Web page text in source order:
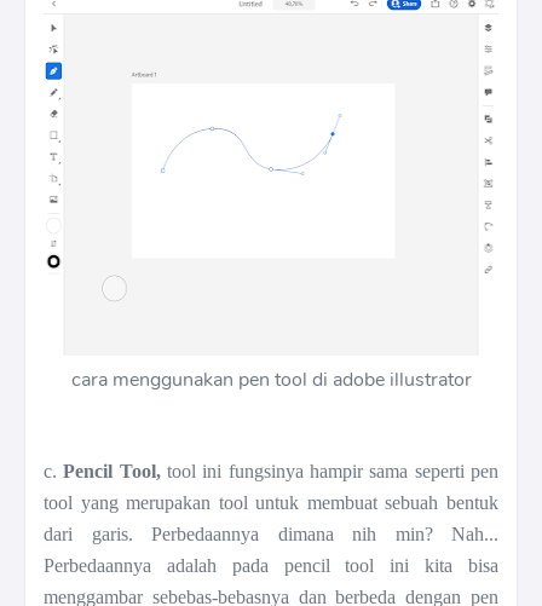
cara menggunakan pen tool di adobe illustrator
c.Pencil Tool,tool ini fungsinya hampir sama seperti pen
tool yang merupakan tool untuk membuat sebuah bentuk
dari garis. Perbedaannya dimana nih min? Nah...
Perbedaannya adalah pada pencil tool ini kita bisa
menggambar sebebas-bebasnya dan berbeda dengan pen